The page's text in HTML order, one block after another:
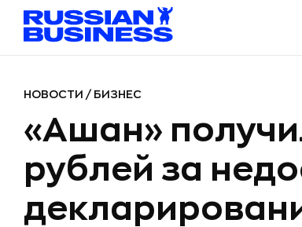
НОВОСТИ / БИЗНЕС
«Ашан»
рублей за